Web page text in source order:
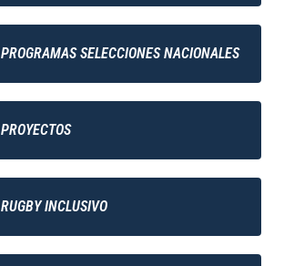
PROGRAMAS SELECCIONES NACIONALES
PROYECTOS
RUGBY INCLUSIVO